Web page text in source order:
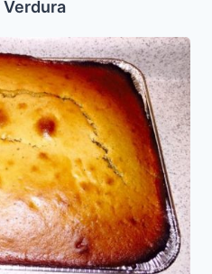
Verdura